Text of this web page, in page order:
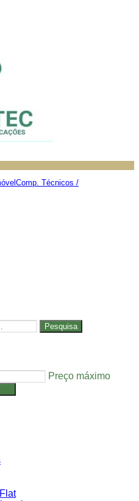
Comp. Técnicos /
Pesquisa
Preço máximo